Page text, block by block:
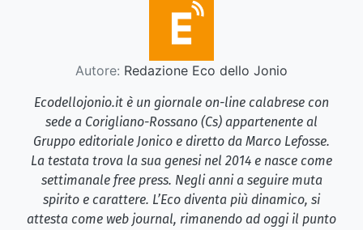
Autore: Redazione Eco dello Jonio
Ecodellojonio.it è un giornale on-line calabrese con
sede a Corigliano-Rossano (Cs) appartenente al
Gruppo editoriale Jonico e diretto da Marco Lefosse.
La testata trova la sua genesi nel 2014 e nasce come
settimanale free press. Negli anni a seguire muta
spirito e carattere. L’Eco diventa più dinamico, si
attesta come web journal, rimanendo ad oggi il punto